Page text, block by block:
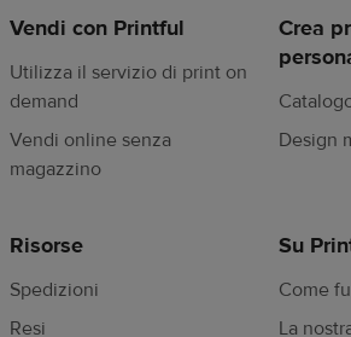
Seleziona una
la tua grafica e
Mostra più prodotti
Vendi con Printful
Utilizza il servizio di print on
demand
Vendi online senza
magazzino
Crea
Design
Risorse
Spedizioni
Resi
Su
Come
La